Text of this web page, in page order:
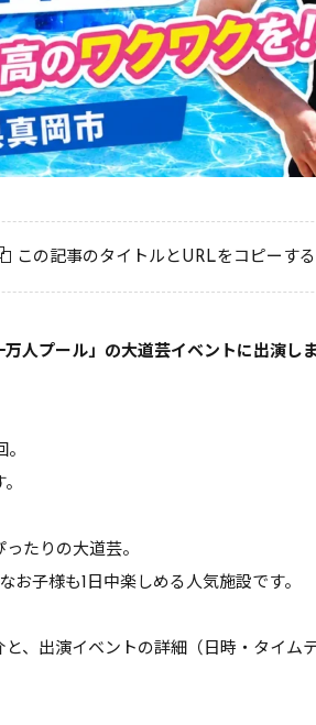
この記事のタイトルとURLをコピーする
人プール」の大道芸イベントに出演し
たりの大道芸。
子様も1日中楽しめる人気施設です。
、出演イベントの詳細（日時・タイム